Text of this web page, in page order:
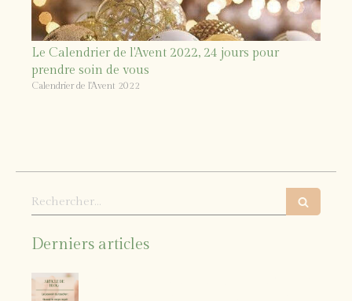
Le Calendrier de l'Avent 2022, 24 jours pour
prendre soin de vous
Calendrier de l'Avent 2022
Rechercher
Derniers articles